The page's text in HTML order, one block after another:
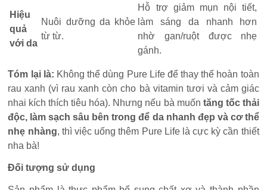
Hiệu
quả
với da
Nuôi dưỡng da khỏe
từ từ.
Hỗ trợ giảm mụn nội tiết,
làm sáng da nhanh hơn
nhờ gan/ruột được nhẹ
gánh.
Tóm lại là: Không thể dùng Pure Life để thay thế hoàn toàn
rau xanh (vì rau xanh còn cho bà vitamin tươi và cảm giác
nhai kích thích tiêu hóa). Nhưng nếu bà muốn tăng tốc thải
độc, làm sạch sâu bên trong để da nhanh đẹp và cơ thể
nhẹ nhàng, thì việc uống thêm Pure Life là cực kỳ cần thiết
nha bà!
Đối tượng sử dụng